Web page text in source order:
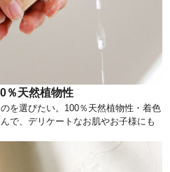
％天然植物性
を選びたい。100％天然植物性・着色
で、デリケートなお肌やお子様にも